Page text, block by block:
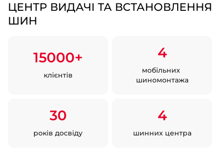
ЦЕНТР ВИДАЧІ ТА ВСТАНОВЛЕННЯ
ШИН
15000+
клієнтів
4
мобільних
шиномонтажа
30
років досвіду
4
шинних центра